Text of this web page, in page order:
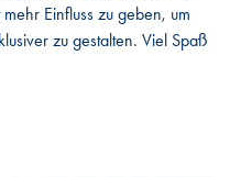
Einfluss zu geben, um
zu gestalten. Viel Spaß
teilen